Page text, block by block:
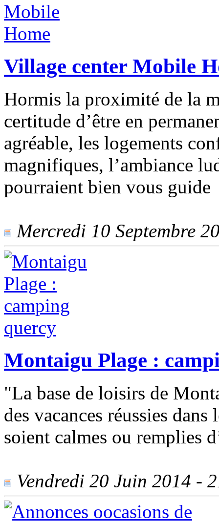
Village center Mobile
Hormis la proximité de la
certitude d’être en
agréable, les logements
magnifiques, l’ambiance
pourraient bien vous guide
Mercredi 10 Septembre
Montaigu Plage :
"La base de loisirs de
des vacances réussies
soient calmes ou remplies
Vendredi 20 Juin 2014 -